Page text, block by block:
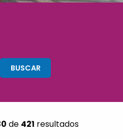
de 421 resultados